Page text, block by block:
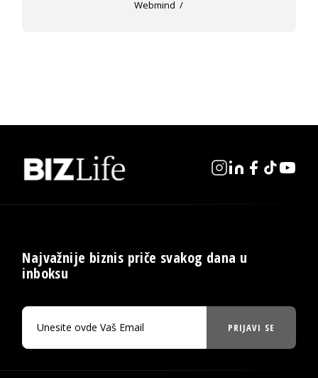
Webmind
Najvažnije biznis priče svakog dana u
inboksu
PRIJAVI SE